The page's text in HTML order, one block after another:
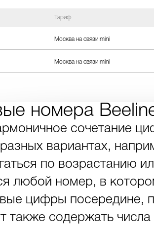
Тариф
Москва на связи mini
Москва на связи mini
номера
сочетание
вариантах,
по возрастанию
любой номер, в
цифры посередине,
также содержать